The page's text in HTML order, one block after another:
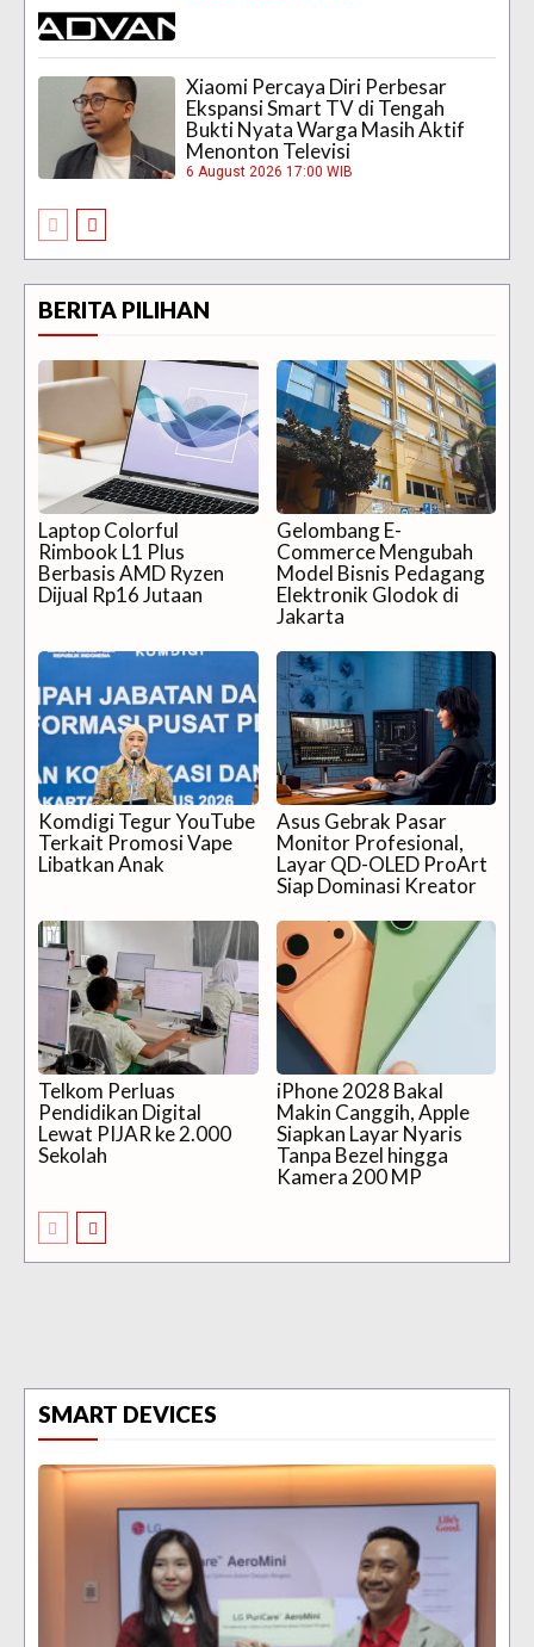
Xiaomi Percaya Diri Perbesar
Ekspansi Smart TV di Tengah
Bukti Nyata Warga Masih Aktif
Menonton Televisi
6 August 2026 17:00 WIB
BERITA PILIHAN
Laptop Colorful
Rimbook L1 Plus
Berbasis AMD Ryzen
Dijual Rp16 Jutaan
Gelombang E-
Commerce Mengubah
Model Bisnis Pedagang
Elektronik Glodok di
Jakarta
Komdigi Tegur YouTube
Terkait Promosi Vape
Libatkan Anak
Asus Gebrak Pasar
Monitor Profesional,
Layar QD-OLED ProArt
Siap Dominasi Kreator
Telkom Perluas
Pendidikan Digital
Lewat PIJAR ke 2.000
Sekolah
iPhone 2028 Bakal
Makin Canggih, Apple
Siapkan Layar Nyaris
Tanpa Bezel hingga
Kamera 200 MP
SMART DEVICES